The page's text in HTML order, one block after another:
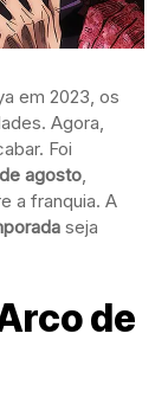
em 2023, os
Agora,
Foi
agosto,
a franquia. A
seja
de